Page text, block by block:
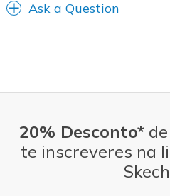
Ask a Question
20% Desconto*de
te inscreveres na